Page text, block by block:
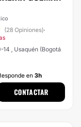
(28 Opiniones)·
14 , Usaquén (Bogotá
en 3h
CONTACTAR